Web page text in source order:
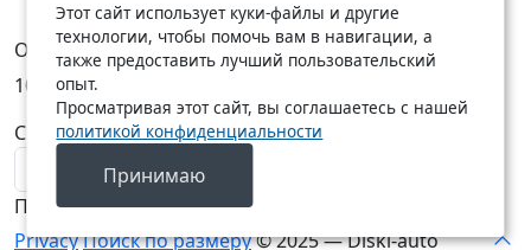
Открыты
10:00 — 19:00
C Пн по Пт
C Сб по Вс
Подписаться на новости
PrivacyПоиск по размеру© 2025 — Diski-auto
Этот сайт использует куки-файлы и другие
технологии, чтобы помочь вам в навигации, а
также предоставить лучший пользовательский
опыт.
Просматривая этот сайт, вы соглашаетесь с нашей
политикой конфиденциальности
Принимаю